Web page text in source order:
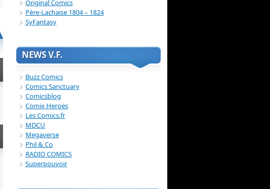
Original Comics
Père-Lachaise 1804 – 1824
SyFantasy
NEWS V.F.
Buzz Comics
Comics Sanctuary
Comicsblog
Comix Heroes
Les Comics.fr
MDCU
Megaverse
Phil & Co
RADIO COMICS
Superpouvoir